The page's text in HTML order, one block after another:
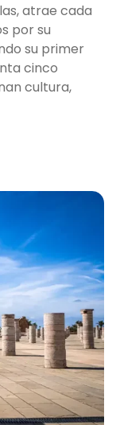
atrae cada
por su
su primer
cinco
cultura,